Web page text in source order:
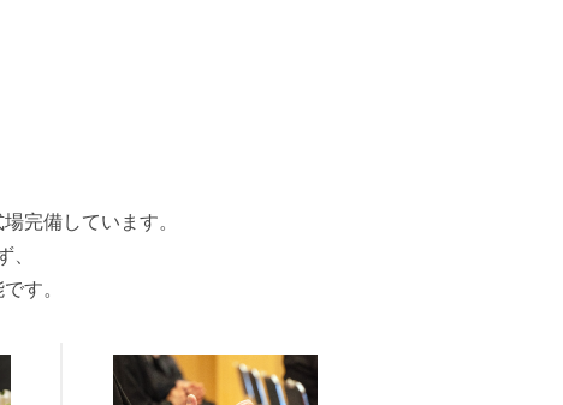
完備しています。
、
す。